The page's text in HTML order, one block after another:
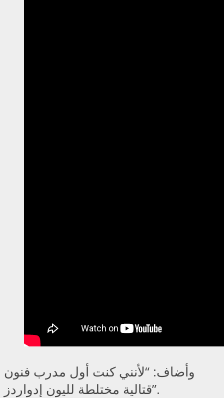
وأضاف: “لأنني كنت أول مدرب فنون
قتالية مختلطة لليون إدواردز”.